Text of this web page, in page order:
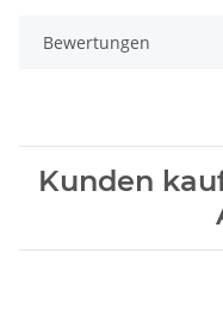
Bewertungen
Kunden